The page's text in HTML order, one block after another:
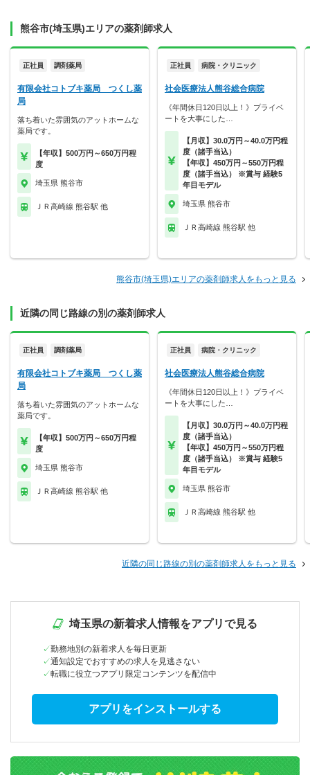
熊谷市(埼玉県)エリアの薬剤師求人
正社員 調剤薬局
有限会社コトブキ薬局 つくし薬
局
落ち着いた雰囲気のアットホームな
薬局です。
【年収】500万円～650万円程
度
埼玉県 熊谷市
ＪＲ高崎線 熊谷駅 他
正社員 病院・クリニック
社会医療法人熊谷総合病院
《年間休日120日以上！》プライベ
ートを大事にした…
【月収】30.0万円～40.0万円程
度（諸手当込）
【年収】450万円～550万円程
度（諸手当込） ※賞与 経験5
年目モデル
埼玉県 熊谷市
ＪＲ高崎線 熊谷駅 他
熊谷市(埼玉県)エリアの薬剤師求人をもっと見る
近隣の同じ路線の別の薬剤師求人
正社員 調剤薬局
有限会社コトブキ薬局 つくし薬
局
落ち着いた雰囲気のアットホームな
薬局です。
【年収】500万円～650万円程
度
埼玉県 熊谷市
ＪＲ高崎線 熊谷駅 他
正社員 病院・クリニック
社会医療法人熊谷総合病院
《年間休日120日以上！》プライベ
ートを大事にした…
【月収】30.0万円～40.0万円程
度（諸手当込）
【年収】450万円～550万円程
度（諸手当込） ※賞与 経験5
年目モデル
埼玉県 熊谷市
ＪＲ高崎線 熊谷駅 他
近隣の同じ路線の別の薬剤師求人をもっと見る
埼玉県の新着求人情報をアプリで見る
勤務地別の新着求人を毎日更新
通知設定でおすすめの求人を見逃さない
転職に役立つアプリ限定コンテンツを配信中
アプリをインストールする